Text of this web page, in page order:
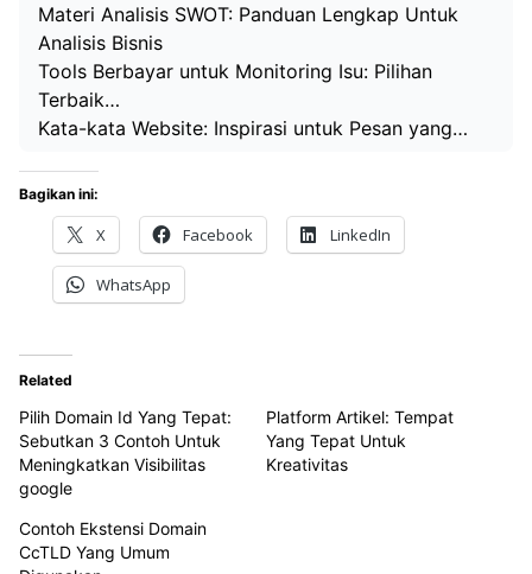
Materi Analisis SWOT: Panduan Lengkap Untuk
Analisis Bisnis
Tools Berbayar untuk Monitoring Isu: Pilihan
Terbaik…
Kata-kata Website: Inspirasi untuk Pesan yang…
Bagikan ini:
X Facebook LinkedIn
WhatsApp
Related
Pilih Domain Id Yang Tepat:
Sebutkan 3 Contoh Untuk
Meningkatkan Visibilitas
google
Platform Artikel: Tempat
Yang Tepat Untuk
Kreativitas
Contoh Ekstensi Domain
CcTLD Yang Umum